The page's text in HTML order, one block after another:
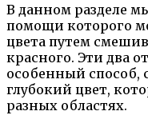
В данном разделе
помощи которого
цвета путем
красного. Эти два
особенный способ,
глубокий цвет,
разных областях.